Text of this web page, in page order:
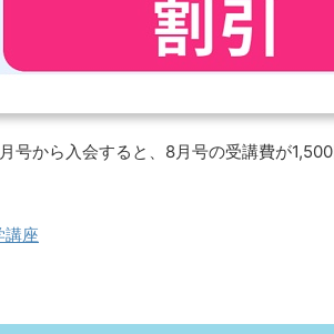
号から入会すると、8月号の受講費が1,500
講座